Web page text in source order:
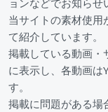
ョンなどでお知ら
当サイトの素材使用
て紹介しています。
掲載している動画・
に表示し、各動画は
す。
掲載に問題がある場